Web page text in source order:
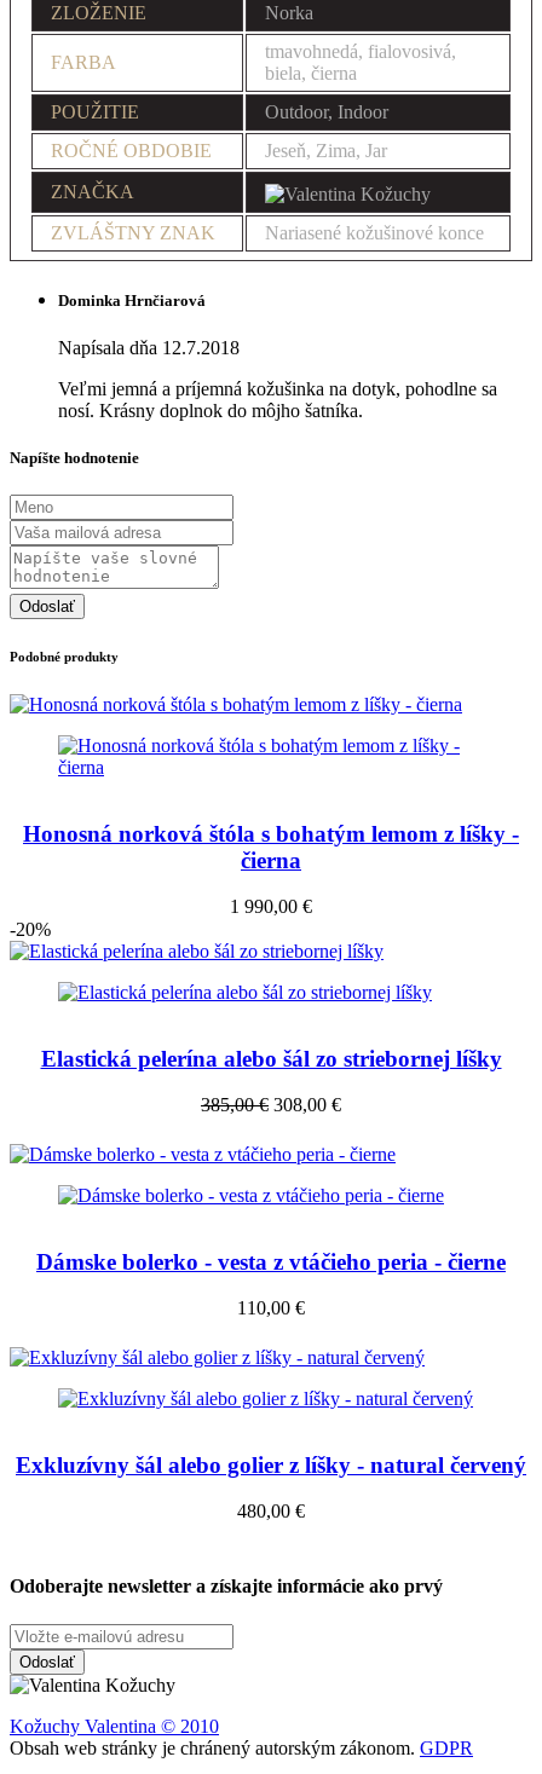
ZLOŽENIE Norka
FARBA
tmavohnedá, fialovosivá,
biela, čierna
POUŽITIE
Outdoor, Indoor
ROČNÉ OBDOBIE
Jeseň, Zima, Jar
ZNAČKA
ZVLÁŠTNY ZNAK
Nariasené kožušinové konce
Dominka Hrnčiarová
Napísala dňa 12.7.2018
Veľmi jemná a príjemná kožušinka na dotyk, pohodlne sa
nosí. Krásny doplnok do môjho šatníka.
Napíšte hodnotenie
Odoslať
Podobné produkty
Honosná norková štóla s bohatým lemom z líšky -
čierna
1 990,00 €
-20%
Elastická pelerína alebo šál zo striebornej líšky
385,00 € 308,00 €
Dámske bolerko - vesta z vtáčieho peria - čierne
110,00 €
Exkluzívny šál alebo golier z líšky - natural červený
480,00 €
Odoberajte newsletter a získajte informácie ako prvý
Odoslať
Kožuchy Valentina © 2010
Obsah web stránky je chránený autorským zákonom. GDPR